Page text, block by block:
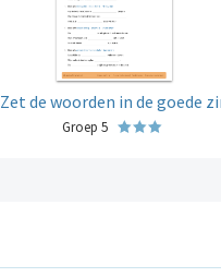
Zet de woorden in de goede
Groep 5